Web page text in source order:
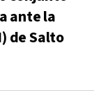
ante la
de Salto